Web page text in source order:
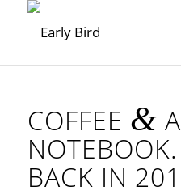
COFFEE &
BACK IN